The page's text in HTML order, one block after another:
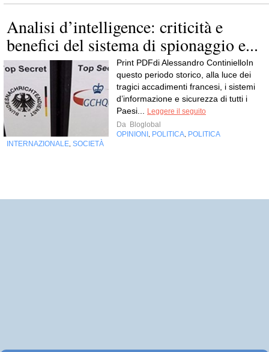
Analisi d’intelligence: criticità e
benefici del sistema di spionaggio e...
Print PDFdi Alessandro ContinielloIn
questo periodo storico, alla luce dei
tragici accadimenti francesi, i sistemi
d’informazione e sicurezza di tutti i
Paesi...
Leggere il seguito
Da Bloglobal
OPINIONI
POLITICA POLITICA
INTERNAZIONALE SOCIETÀ